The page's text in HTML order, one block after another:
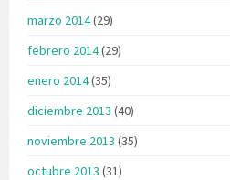
marzo 2014(29)
febrero 2014(29)
enero 2014(35)
diciembre 2013 (40)
noviembre 2013 (35)
octubre 2013 (31)